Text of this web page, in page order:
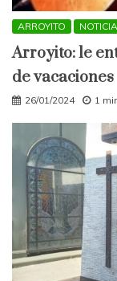
ARROYITO
Arroyito: le
de vacaciones
26/01/2024 1